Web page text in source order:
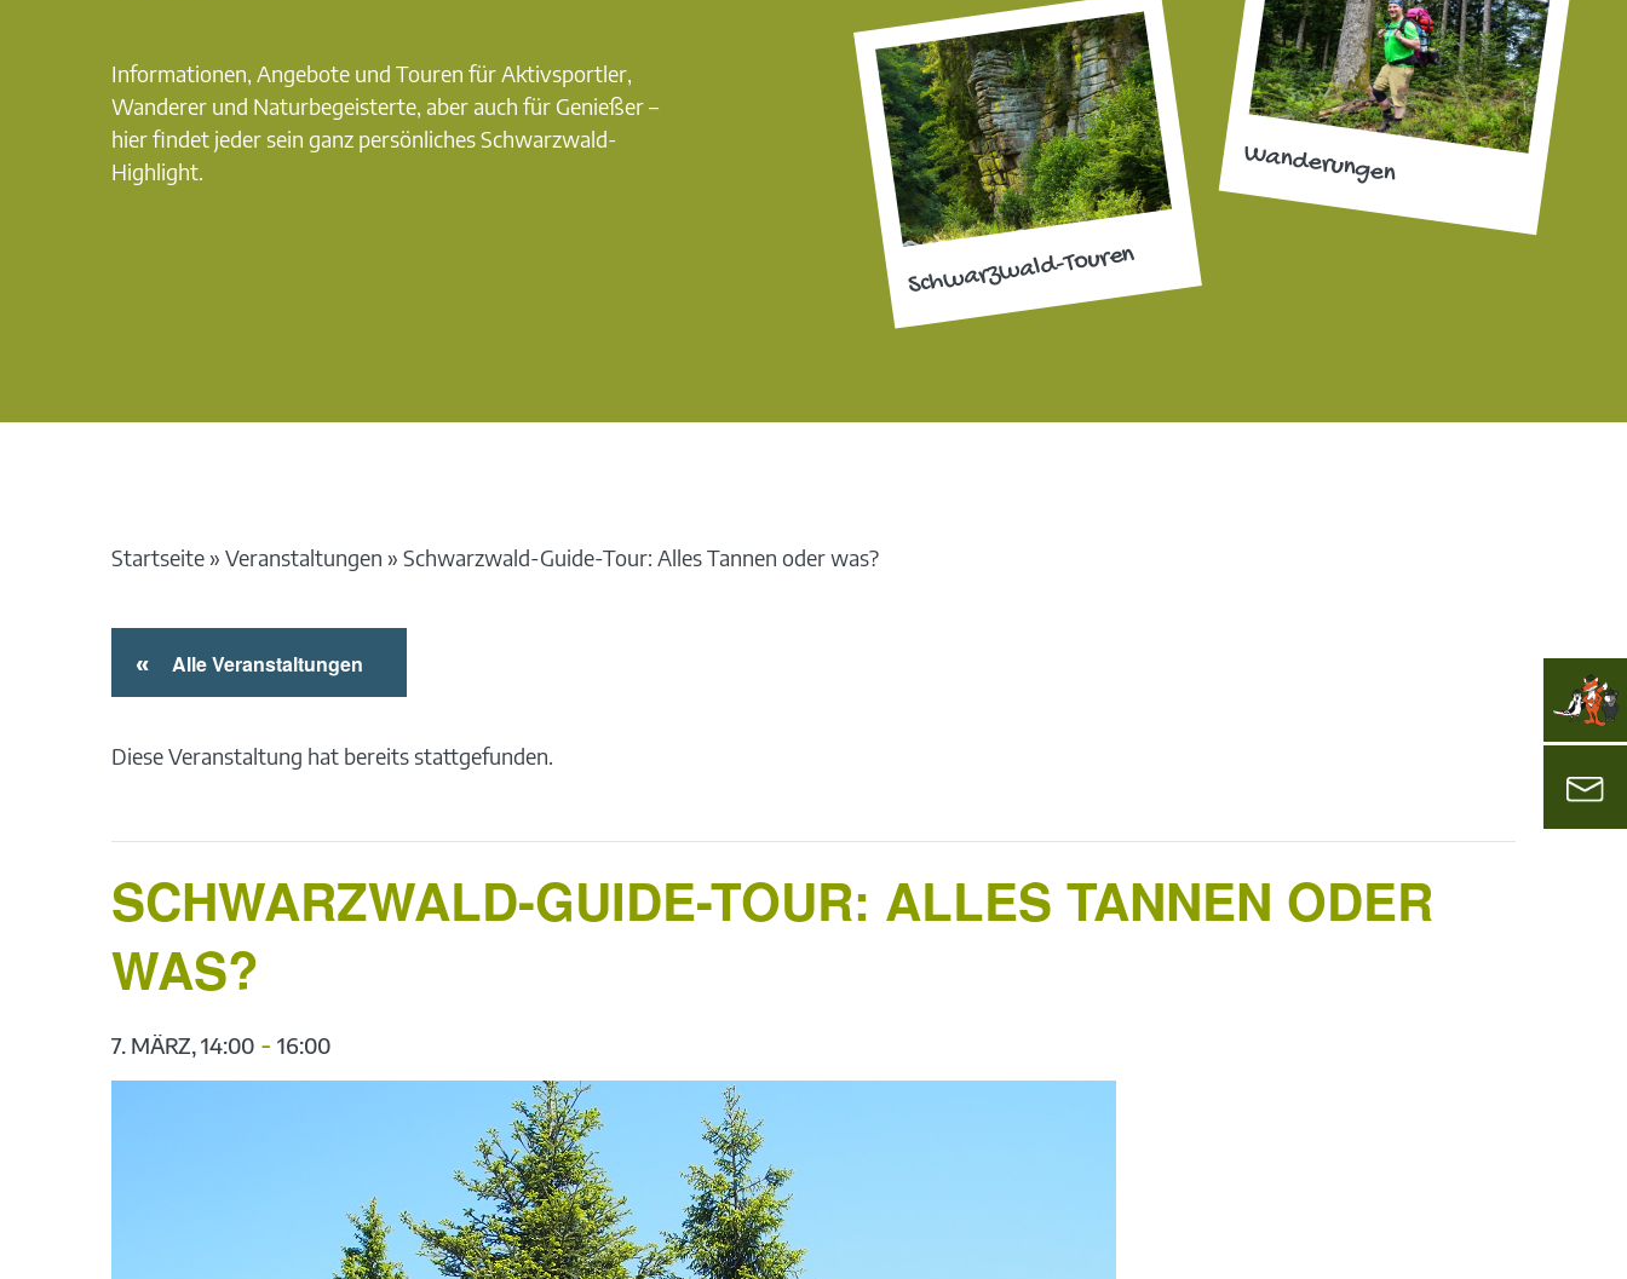
Informationen, Angebote und Touren für Aktivsportler,
Wanderer und Naturbegeisterte, aber auch für Genießer –
hier findet jeder sein ganz persönliches Schwarzwald-
Highlight.
Wanderungen
Schwarzwald-Touren
Startseite» Veranstaltungen » Schwarzwald-Guide-Tour: Alles Tannen oder was?
« Alle Veranstaltungen
Diese Veranstaltung hat bereits stattgefunden.
SCHWARZWALD-GUIDE-TOUR: ALLES TANNEN ODER
WAS?
7. MÄRZ, 14:00- 16:00